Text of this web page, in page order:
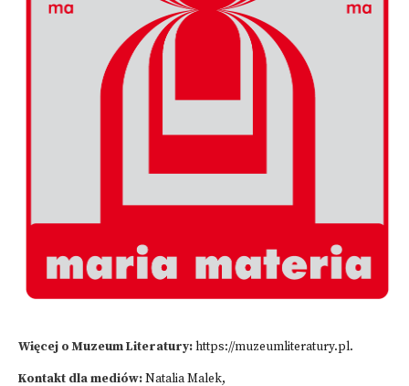
Więcej o Muzeum Literatury:https://muzeumliteratury.pl.
Kontakt dla mediów:Natalia Malek,